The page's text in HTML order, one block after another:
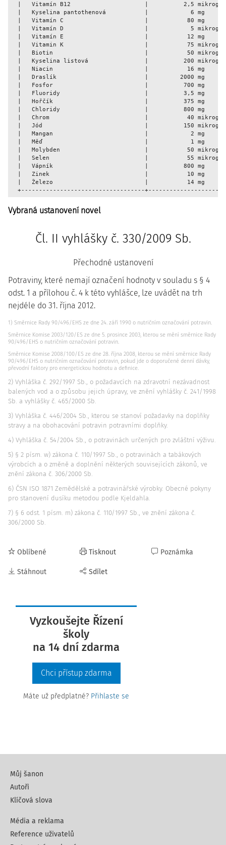
|   Vitamín B12                     |          2,5 mikrog
|   Kyselina pantothenová           |            6 mg
|   Vitamín C                       |           80 mg
|   Vitamín D                       |            5 mikrog
|   Vitamín E                       |           12 mg
|   Vitamin K                       |           75 mikrog
|   Biotin                          |           50 mikrog
|   Kyselina listová                |          200 mikrog
|   Niacin                          |           16 mg
|   Draslík                         |         2000 mg
|   Fosfor                          |          700 mg
|   Fluoridy                        |          3,5 mg
|   Hořčík                          |          375 mg
|   Chloridy                        |          800 mg
|   Chrom                           |           40 mikrog
|   Jód                             |          150 mikrog
|   Mangan                          |            2 mg
|   Měď                             |            1 mg
|   Molybden                        |           50 mikrog
|   Selen                           |           55 mikrog
|   Vápník                          |          800 mg
|   Zinek                           |           10 mg
|   Železo                          |           14 mg
+-----------------------------------
Vybraná ustanovení novel
Čl. II vyhlášky č. 330/2009 Sb.
Přechodné ustanovení
Potraviny, které nemají označení hodnoty v souladu s § 4
odst. 1 a přílohou č. 4 k této vyhlášce, lze uvádět na trh
nejdéle do 31. října 2012.
1) Směrnice Rady 90/496/EHS ze dne 24. září 1990 o nutričním označování potravin.
Směrnice Komise 2003/120/ES ze dne 5. prosince 2003, kterou se mění směrnice Rady
90/496/EHS o nutričním označování potravin.
Směrnice Komise 2008/100/ES ze dne 28. října 2008, kterou se mění směrnice Rady
90/496/EHS o nutričním označování potravin, pokud jde o doporučené denní dávky,
převodní faktory pro energetickou hodnotu a definice.
2) Vyhláška č. 292/1997 Sb., o požadavcích na zdravotní nezávadnost
balených vod a o způsobu jejich úpravy, ve znění vyhlášky č. 241/1998
Sb. a vyhlášky č. 465/2000 Sb.
3) Vyhláška č. 446/2004 Sb., kterou se stanoví požadavky na doplňky
stravy a na obohacování potravin potravními doplňky.
4) Vyhláška č. 54/2004 Sb., o potravinách určených pro zvláštní výživu.
5) § 2 písm. w) zákona č. 110/1997 Sb., o potravinách a tabákových
výrobcích a o změně a doplnění některých souvisejících zákonů, ve
znění zákona č. 306/2000 Sb.
6) ČSN ISO 1871 Zemědělské a potravinářské výrobky. Obecné pokyny
pro stanovení dusíku metodou podle Kjeldahla.
7) § 6 odst. 1 písm. m) zákona č. 110/1997 Sb., ve znění zákona č.
306/2000 Sb.
Oblíbené
Stáhnout
Tisknout
Sdílet
Poznámka
Vyzkoušejte Řízení
školy
na 14 dní zdarma
Chci přístup zdarma
Máte už předplatné? Přihlaste se
Můj šanon
Autoři
Klíčová slova
Média a reklama
Reference uživatelů